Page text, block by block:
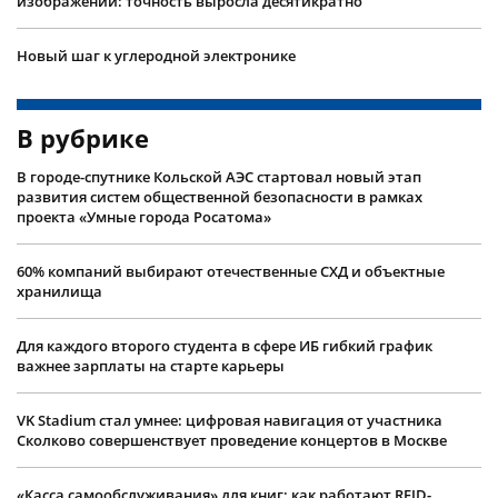
Новый шаг к углеродной электронике
В рубрике
В городе-спутнике Кольской АЭС стартовал новый этап
развития систем общественной безопасности в рамках
проекта «Умные города Росатома»
60% компаний выбирают отечественные СХД и объектные
хранилища
Для каждого второго студента в сфере ИБ гибкий график
важнее зарплаты на старте карьеры
VK Stadium стал умнее: цифровая навигация от участника
Сколково совершенствует проведение концертов в Москве